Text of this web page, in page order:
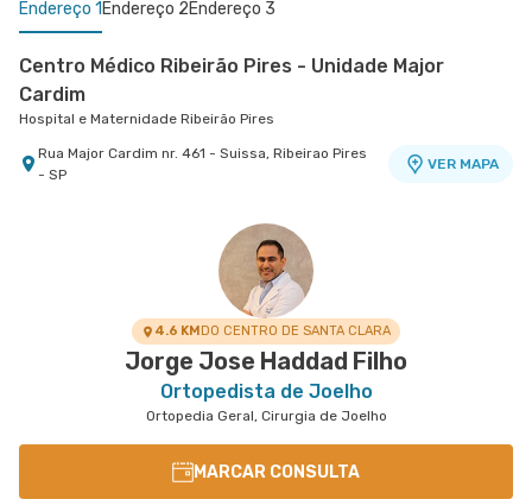
Endereço 1 Endereço 2Endereço 3
Centro Médico Ribeirão Pires - Unidade Major
Cardim
Hospital e Maternidade Ribeirão Pires
Rua Major Cardim nr. 461 - Suissa, Ribeirao Pires
- SP
VER MAPA
Rua Americo Brasiliense nr. 596 - Centro, Sao
Rua Henrique Martins nr. 521 - Jardim Paulista,
4.6 KMDO CENTRO DE SANTA CLARA
Jorge Jose Haddad Filho
Ortopedista de Joelho
Ortopedia Geral, Cirurgia de Joelho
MARCAR CONSULTA